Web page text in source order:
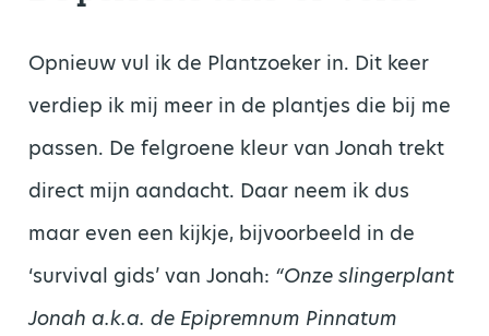
Opnieuw vul ik de Plantzoeker in. Dit keer
verdiep ik mij meer in de plantjes die bij me
passen. De felgroene kleur van Jonah trekt
direct mijn aandacht. Daar neem ik dus
maar even een kijkje, bijvoorbeeld in de
‘survival gids’ van Jonah: “Onze slingerplant
Jonah a.k.a. de Epipremnum Pinnatum